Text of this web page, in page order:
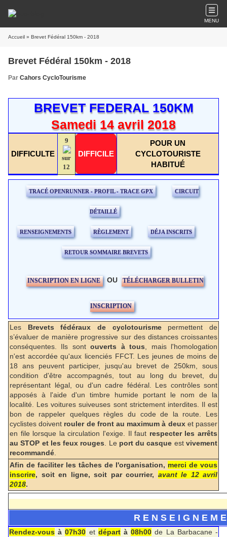
MENU
Accueil » Brevet Fédéral 150km - 2018
Brevet Fédéral 150km - 2018
Par Cahors CycloTourisme
BREVET FEDERAL 150KM
Samedi 14 avril 2018
DIFFICULTE
9
sur
12
DIFFICILE
POUR UN
CYCLOTOURISTE
HABITUÉ
TRACÉ OPENRUNNER - PROFIL - TRACE GPX CIRCUIT
DÉTAILLÉ
RENSEIGNEMENTS RÈGLEMENT DÉJA INSCRITS
RETOUR SOMMAIRE BREVETS
INSCRIPTION EN LIGNE OU TÉLÉCHARGER BULLETIN
INSCRIPTION
Les Brevets fédéraux de cyclotourismepermettent de
s’évaluer de manière progressive sur des distances croissantes
conséquentes. Ils sontouverts à tous , mais l'homologation
n'est accordée qu'aux licenciés FFCT. Les jeunes de moins de
18 ans peuvent participer, jusqu'au brevet de 250km, sous
condition d'être accompagnés, tout au long du brevet, du
représentant légal, ou d'un cadre fédéral. Les contrôles sont
apposés à l'aide d'un timbre humide portant le nom de la
localité. Les voitures suiveuses sont strictement interdites. Il est
bon de rappeler quelques règles du code de la route. Les
cyclistes doivent rouler de front au maximum à deuxet passer
en file lorsque la circulation l'exige. Il faut respecter les arrêts
au STOP et les feux rouges . Le port du casque estvivement
recommandé
Afin de faciliter les tâches de l'organisation, merci de vous
inscrire, soit en ligne, soit par courrier, avant le 12 avril
2018.
Rendez-vous à07h30 et départà08h00 de La Barbacane -